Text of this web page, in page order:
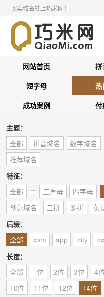
买卖域名就上巧米网！
网站首页 拼
短字母
热
成功案例
付
主题：
全部
拼音域名 数字域名
推荐域名
特征：
全部
三声母 四字母
创意域名
三拼 多拼 英
后缀：
全部
com app city cc
长度：
全部
1位 2位 3位 4位
10位
11位 12位
14位